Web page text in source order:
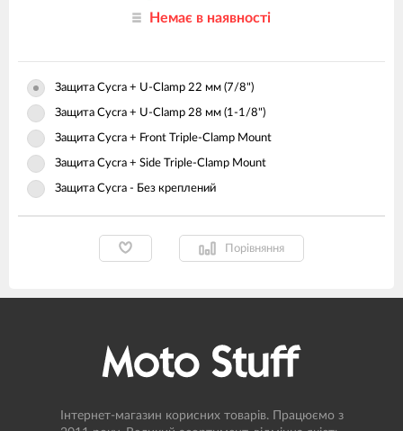
Немає в наявності
Защита Cycra + U-Clamp 22 мм (7/8")
Защита Cycra + U-Clamp 28 мм (1-1/8")
Защита Cycra + Front Triple-Clamp Mount
Защита Cycra + Side Triple-Clamp Mount
Защита Cycra - Без креплений
Порівняння
Інтернет-магазин корисних товарів. Працюємо з